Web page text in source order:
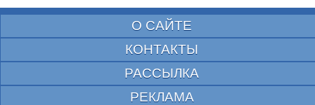
О САЙТЕ
КОНТАКТЫ
РАССЫЛКА
РЕКЛАМА